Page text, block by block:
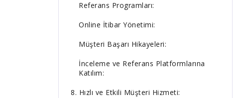
Referans Programları:
Online İtibar Yönetimi:
Müşteri Başarı Hikayeleri:
İnceleme ve Referans Platformlarına
Katılım:
8. Hızlı ve Etkili Müşteri Hizmeti: